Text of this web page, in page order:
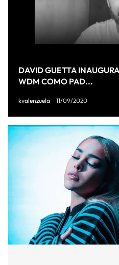
DAVID GUETTA
WDM COMO PAD...
kvalenzuela 11/09/2020